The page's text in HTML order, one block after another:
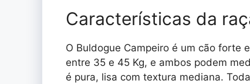
Características da
O Buldogue Campeiro é um cão forte
entre 35 e 45 Kg, e ambos podem
é pura, lisa com textura mediana.